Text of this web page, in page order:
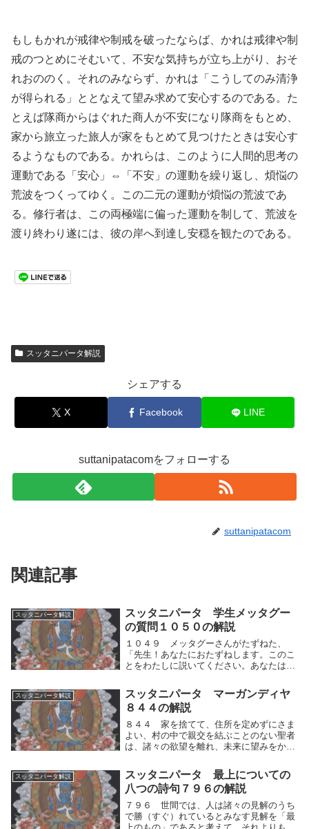
もしもかれが戒律や制戒を破ったならば、かれは戒律や制
戒のつとめにそむいて、不安な気持ちが立ち上がり、おそ
れおののく。それのみならず、かれは「こうしてのみ清浄
が得られる」ととなえて望み求めて安心するのである。た
とえば隊商からはぐれた商人が不安になり隊商をもとめ、
家から旅立った旅人が家をもとめて見つけたときは安心す
るようなものである。かれらは、このように人間的思考の
運動である「安心」⇔「不安」の運動を繰り返し、煩悩の
荒波をつくってゆく。この二元の運動が煩悩の荒波であ
る。修行者は、この両極端に偏った運動を制して、荒波を
渡り終わり遂には、彼の岸へ到達し安穏を観たのである。
スッタニパータ解説
シェアする
X Facebook LINE
suttanipatacomをフォローする
suttanipatacom
関連記事
スッタニパータ解説
スッタニパータ 学生メッタグー
の質問１０５０の解説
１０４９ メッタグーさんがたずねた、
「先生！あなたにおたずねします。このこ
とをわたしに説いてください。あなたはヴ
くしは考えます。世の中にある種々様々
な、これらの苦しみは、そもそもどこから
現われ出たのです...
スッタニパータ解説
スッタニパータ マーガンディヤ
８４４の解説
８４４ 家を捨てて、住所を定めずにさま
よい、村の中で親交を結ぶことのない聖者
は、諸々の欲望を離れ、未来に望みをかけ
論をしてはならない。家を捨てて、住所に
こだわることなく行脚し、村の中で親交を
結ぶことのな...
スッタニパータ解説
スッタニパータ 最上についての
八つの詩句７９６の解説
７９６ 世間では、人は諸々の見解のうち
で勝（すぐ）れているとみなす見解を「最